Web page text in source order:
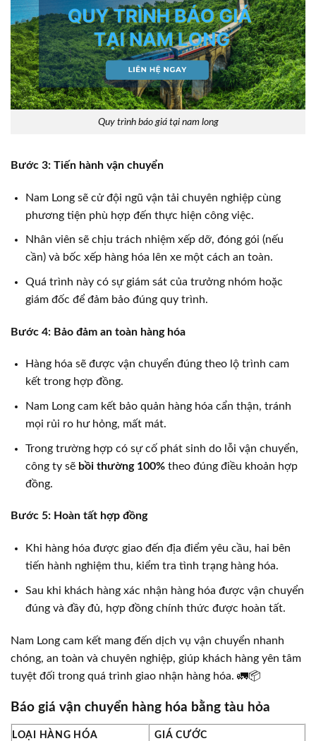
Quy trình báo giá tại nam long
Bước 3: Tiến hành vận chuyển
Nam Long sẽ cử đội ngũ vận tải chuyên nghiệp cùng
phương tiện phù hợp đến thực hiện công việc.
Nhân viên sẽ chịu trách nhiệm xếp dỡ, đóng gói (nếu
cần) và bốc xếp hàng hóa lên xe một cách an toàn.
Quá trình này có sự giám sát của trưởng nhóm hoặc
giám đốc để đảm bảo đúng quy trình.
Bước 4: Bảo đảm an toàn hàng hóa
Hàng hóa sẽ được vận chuyển đúng theo lộ trình cam
kết trong hợp đồng.
Nam Long cam kết bảo quản hàng hóa cẩn thận, tránh
mọi rủi ro hư hỏng, mất mát.
Trong trường hợp có sự cố phát sinh do lỗi vận chuyển,
công ty sẽ bồi thường 100%theo đúng điều khoản hợp
đồng.
Bước 5: Hoàn tất hợp đồng
Khi hàng hóa được giao đến địa điểm yêu cầu, hai bên
tiến hành nghiệm thu, kiểm tra tình trạng hàng hóa.
Sau khi khách hàng xác nhận hàng hóa được vận chuyển
đúng và đầy đủ, hợp đồng chính thức được hoàn tất.
Nam Long cam kết mang đến dịch vụ vận chuyển nhanh
chóng, an toàn và chuyên nghiệp, giúp khách hàng yên tâm
tuyệt đối trong quá trình giao nhận hàng hóa. 🚛📦
Báo giá vận chuyển hàng hóa bằng tàu hỏa
LOẠI HÀNG HÓA GIÁ CƯỚC